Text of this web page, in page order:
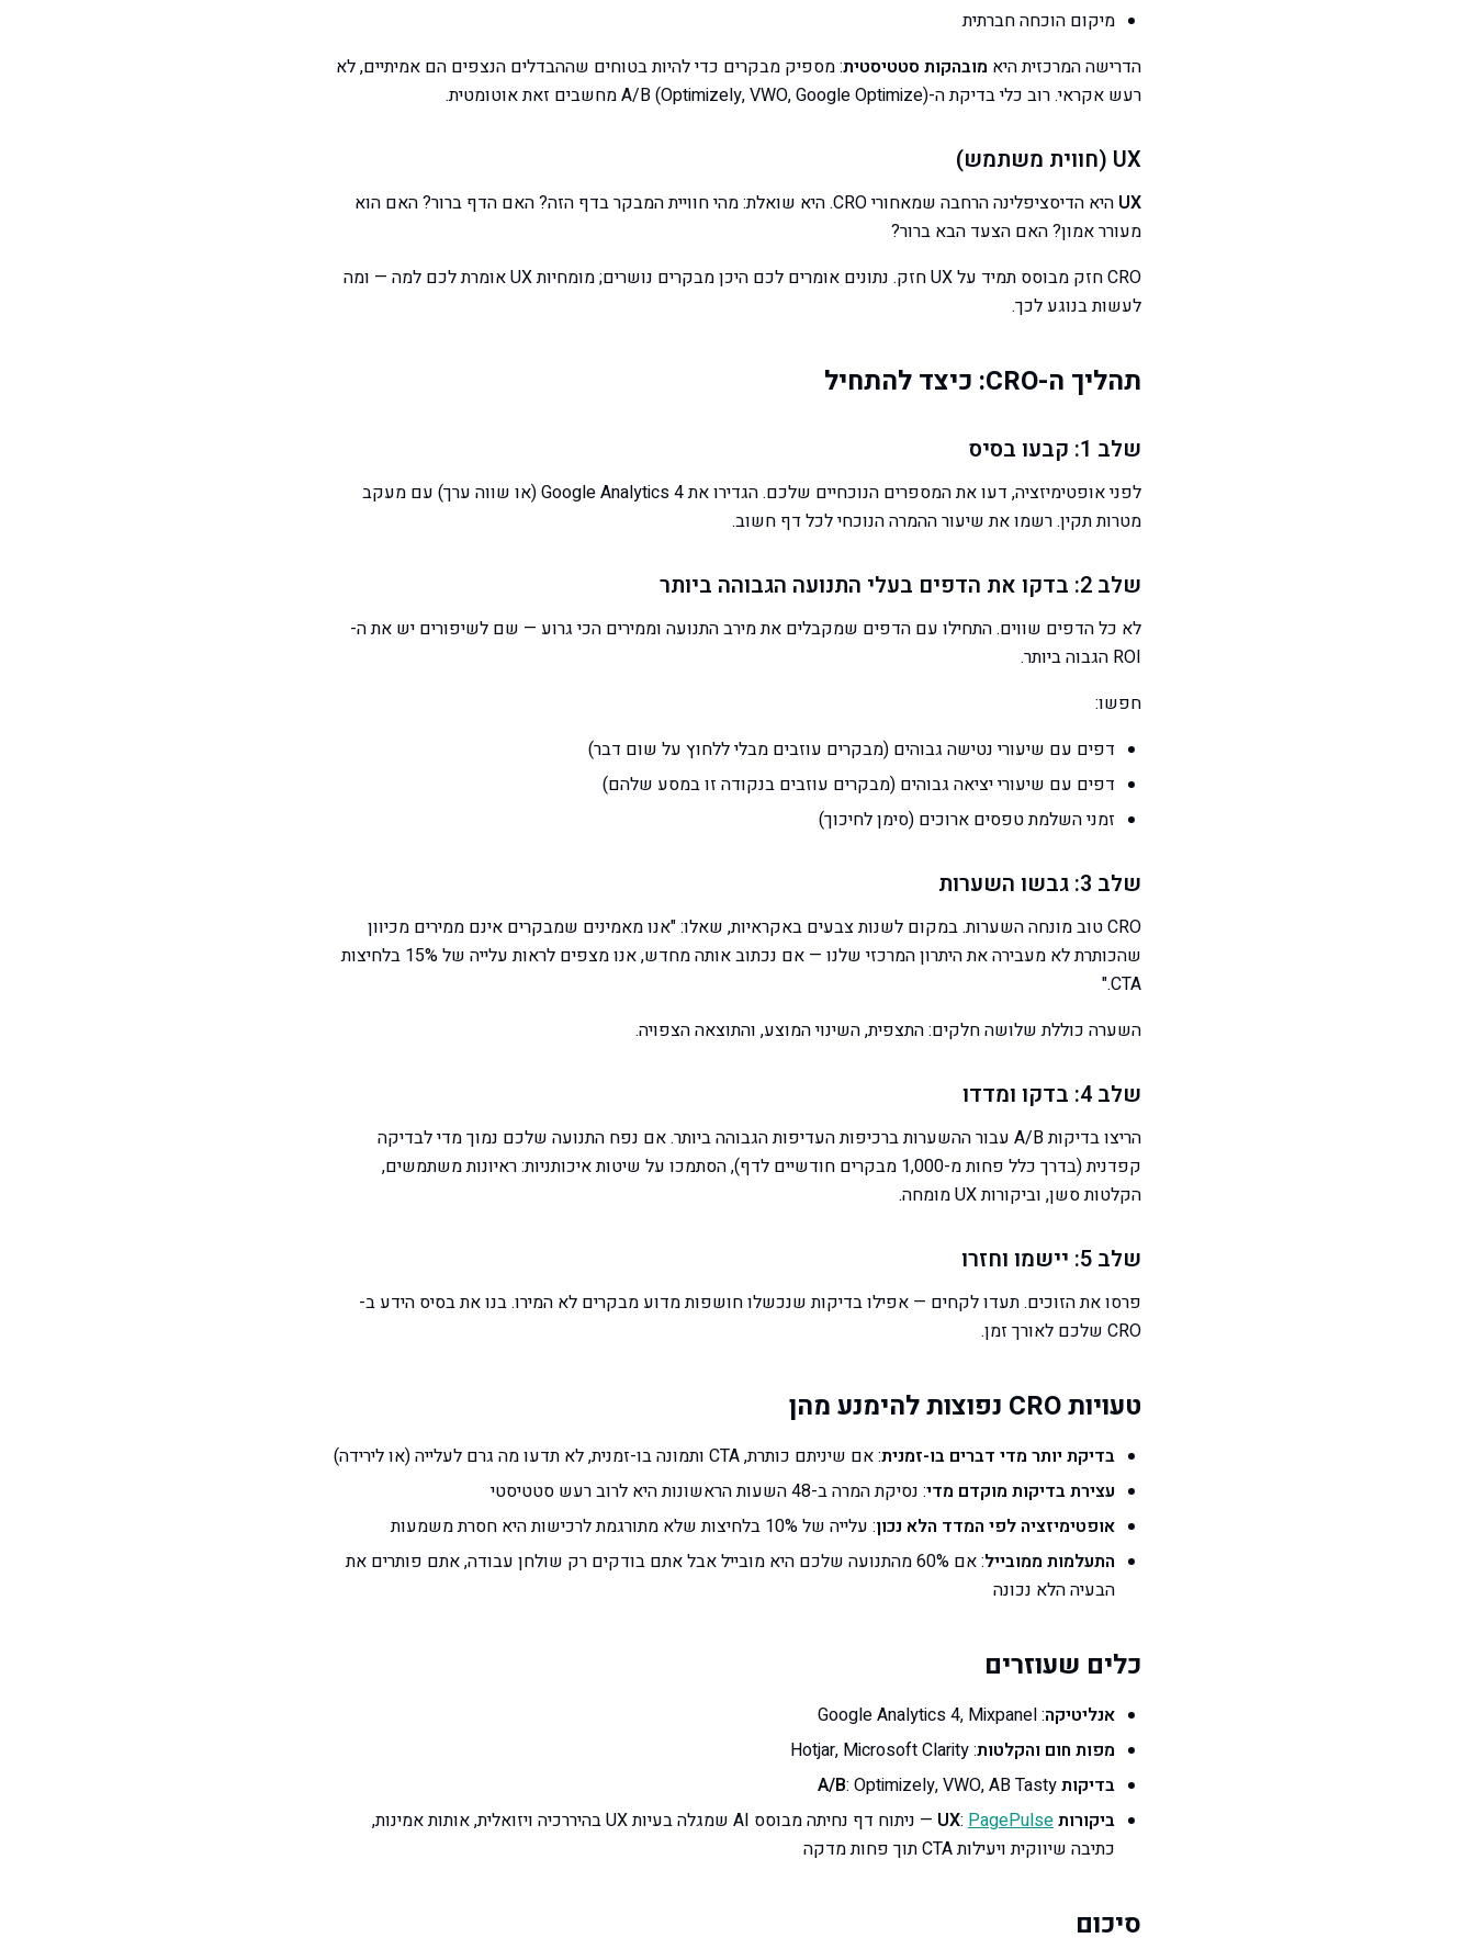
מיקום הוכחה חברתית
הדרישה המרכזית היא מובהקות סטטיסטית: מספיק מבקרים כדי להיות בטוחים שההבדלים הנצפים הם אמיתיים, לא
רעש אקראי. רוב כלי בדיקת ה-A/B (Optimizely, VWO, Google Optimize) מחשבים זאת אוטומטית.
UX (חווית משתמש)
UX
היא הדיסציפלינה הרחבה שמאחורי CRO. היא שואלת: מהי חוויית המבקר בדף הזה? האם הדף ברור? האם הוא
מעורר אמון? האם הצעד הבא ברור?
CRO חזק מבוסס תמיד על UX חזק. נתונים אומרים לכם
היכןמבקרים נושרים; מומחיות UX אומרת לכם למה — ומה
לעשות בנוגע לכך.
תהליך ה-CRO: כיצד להתחיל
שלב 1: קבעו בסיס
לפני אופטימיזציה, דעו את המספרים הנוכחיים שלכם. הגדירו את Google Analytics 4 (או שווה ערך) עם מעקב
מטרות תקין. רשמו את שיעור ההמרה הנוכחי לכל דף חשוב.
שלב 2: בדקו את הדפים בעלי התנועה הגבוהה ביותר
לא כל הדפים שווים. התחילו עם הדפים שמקבלים את מירב התנועה וממירים הכי גרוע — שם לשיפורים יש את ה-
ROI הגבוה ביותר.
חפשו:
דפים עם שיעורי נטישה גבוהים (מבקרים עוזבים מבלי ללחוץ על שום דבר)
דפים עם שיעורי יציאה גבוהים (מבקרים עוזבים בנקודה זו במסע שלהם)
זמני השלמת טפסים ארוכים (סימן לחיכוך)
שלב 3: גבשו השערות
CRO טוב מונחה השערות. במקום לשנות צבעים באקראיות, שאלו: "אנו מאמינים שמבקרים אינם ממירים מכיוון
שהכותרת לא מעבירה את היתרון המרכזי שלנו — אם נכתוב אותה מחדש, אנו מצפים לראות עלייה של 15% בלחיצות
CTA."
השערה כוללת שלושה חלקים: התצפית, השינוי המוצע, והתוצאה הצפויה.
שלב 4: בדקו ומדדו
הריצו בדיקות A/B עבור ההשערות ברכיפות העדיפות הגבוהה ביותר. אם נפח התנועה שלכם נמוך מדי לבדיקה
קפדנית (בדרך כלל פחות מ-1,000 מבקרים חודשיים לדף), הסתמכו על שיטות איכותניות: ראיונות משתמשים,
הקלטות סשן, וביקורות UX מומחה.
שלב 5: יישמו וחזרו
פרסו את הזוכים. תעדו לקחים — אפילו בדיקות שנכשלו חושפות מדוע מבקרים לא המירו. בנו את בסיס הידע ב-
CRO שלכם לאורך זמן.
טעויות CRO נפוצות להימנע מהן
בדיקת יותר מדי דברים בו-זמנית: אם שיניתם כותרת, CTA ותמונה בו-זמנית, לא תדעו מה גרם לעלייה (או לירידה)
עצירת בדיקות מוקדם מדי: נסיקת המרה ב-48 השעות הראשונות היא לרוב רעש סטטיסטי
אופטימיזציה לפי המדד הלא נכון: עלייה של 10% בלחיצות שלא מתורגמת לרכישות היא חסרת משמעות
התעלמות ממובייל
: אם 60% מהתנועה שלכם היא מובייל אבל אתם בודקים רק שולחן עבודה, אתם פותרים את
הבעיה הלא נכונה
כלים שעוזרים
אנליטיקה: Google Analytics 4, Mixpanel
מפות חום והקלטות: Hotjar, Microsoft Clarity
בדיקות A/B: Optimizely, VWO, AB Tasty
ביקורות UX
: PagePulse
— ניתוח דף נחיתה מבוסס AI שמגלה בעיות UX בהיררכיה ויזואלית, אותות אמינות,
כתיבה שיווקית ויעילות CTA תוך פחות מדקה
סיכום